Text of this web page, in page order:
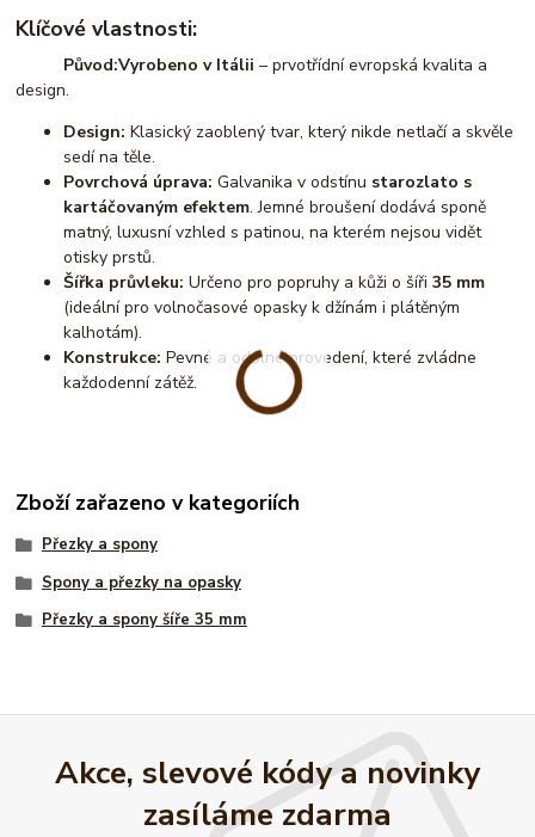
Klíčové vlastnosti:
Původ:Vyrobeno v Itálii – prvotřídní evropská kvalita a
design.
Design: Klasický zaoblený tvar, který nikde netlačí a skvěle
sedí na těle.
Povrchová úprava: Galvanika v odstínu starozlato s
kartáčovaným efektem. Jemné broušení dodává sponě
matný, luxusní vzhled s patinou, na kterém nejsou vidět
otisky prstů.
Šířka průvleku: Určeno pro popruhy a kůži o šíři35 mm
(ideální pro volnočasové opasky k džínám i plátěným
kalhotám).
Konstrukce: Pevné a odolné provedení, které zvládne
každodenní zátěž.
Zboží zařazeno v kategoriích
Přezky a spony
Spony a přezky na opasky
Přezky a spony šíře 35 mm
Akce, slevové kódy a novinky
zasíláme zdarma